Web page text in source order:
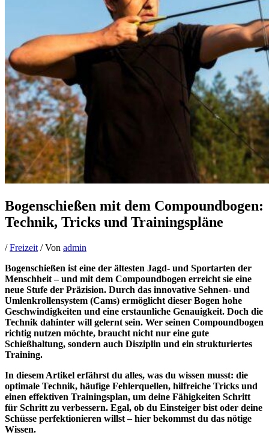
Bogenschießen mit dem Compoundbogen:
Technik, Tricks und Trainingspläne
/Freizeit / Von admin
Bogenschießen ist eine der ältesten Jagd- und Sportarten der
Menschheit – und mit dem Compoundbogen erreicht sie eine
neue Stufe der Präzision. Durch das innovative Sehnen- und
Umlenkrollensystem (Cams) ermöglicht dieser Bogen hohe
Geschwindigkeiten und eine erstaunliche Genauigkeit. Doch die
Technik dahinter will gelernt sein. Wer seinen Compoundbogen
richtig nutzen möchte, braucht nicht nur eine gute
Schießhaltung, sondern auch Disziplin und ein strukturiertes
Training.
In diesem Artikel erfährst du alles, was du wissen musst: die
optimale Technik, häufige Fehlerquellen, hilfreiche Tricks und
einen effektiven Trainingsplan, um deine Fähigkeiten Schritt
für Schritt zu verbessern. Egal, ob du Einsteiger bist oder deine
Schüsse perfektionieren willst – hier bekommst du das nötige
Wissen.